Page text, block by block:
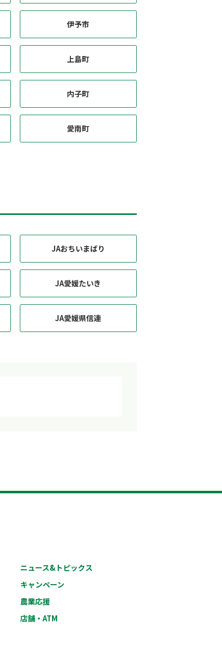
伊予市
上島町
内子町
愛南町
JAおちいまばり
JA愛媛たいき
JA愛媛県信連
ニュース&トピックス
キャンペーン
農業応援
店舗・ATM